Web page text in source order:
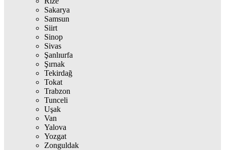
Sakarya
Samsun
Siirt
Sinop
Sivas
Şanlıurfa
Şırnak
Tekirdağ
Tokat
Trabzon
Tunceli
Uşak
Van
Yalova
Yozgat
Zonguldak